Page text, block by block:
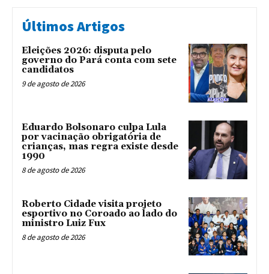
Últimos Artigos
Eleições 2026: disputa pelo
governo do Pará conta com sete
candidatos
9 de agosto de 2026
Eduardo Bolsonaro culpa Lula
por vacinação obrigatória de
crianças, mas regra existe desde
1990
8 de agosto de 2026
Roberto Cidade visita projeto
esportivo no Coroado ao lado do
ministro Luiz Fux
8 de agosto de 2026